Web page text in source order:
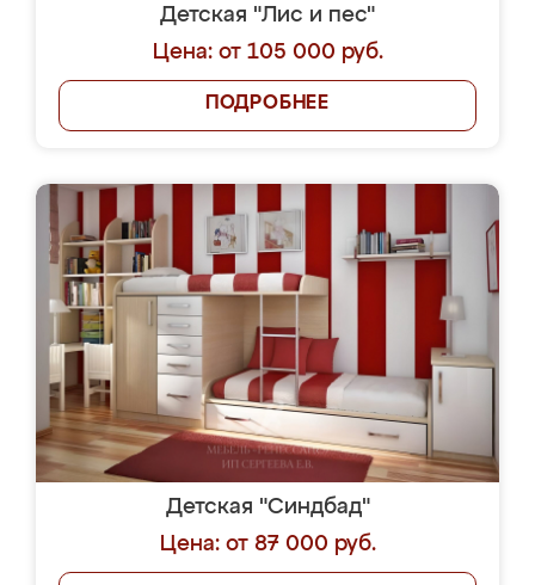
Детская "Лис и пес"
Цена: от 105 000 руб.
ПОДРОБНЕЕ
Детская "Синдбад"
Цена: от 87 000 руб.